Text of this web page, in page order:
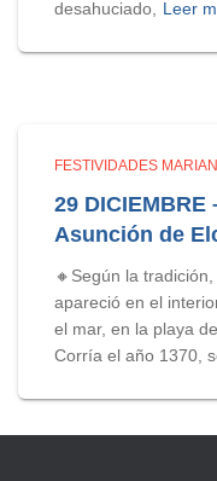
desahuciado,
Leer
FESTIVIDADES
29
Asunción de
🔸Según la
apareció en el
el mar, en la playa
Corría el año 1370,